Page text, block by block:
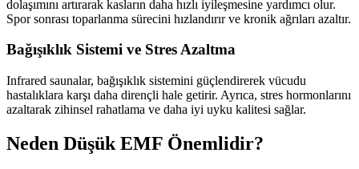
dolaşımını artırarak kasların daha hızlı iyileşmesine yardımcı olur.
Spor sonrası toparlanma sürecini hızlandırır ve kronik ağrıları azaltır.
Bağışıklık Sistemi ve Stres Azaltma
Infrared saunalar, bağışıklık sistemini güçlendirerek vücudu
hastalıklara karşı daha dirençli hale getirir. Ayrıca, stres hormonlarını
azaltarak zihinsel rahatlama ve daha iyi uyku kalitesi sağlar.
Neden Düşük EMF Önemlidir?